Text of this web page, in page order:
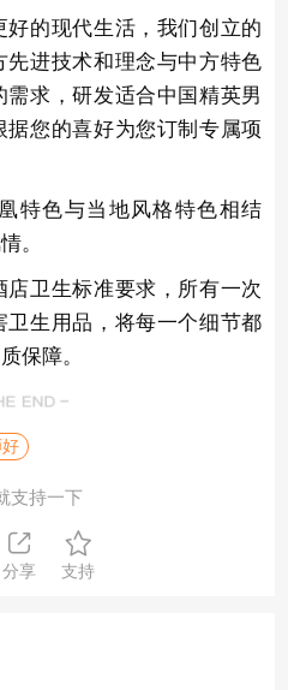
好的现代生活，我们创立的
进技术和理念与中方特色
求，研发适合中国精英男
您的喜好为您订制专属项
特色与当地风格特色相结
。
店卫生标准要求，所有一次
生用品，将每一个细节都
保障。
支持一下
分享 支持